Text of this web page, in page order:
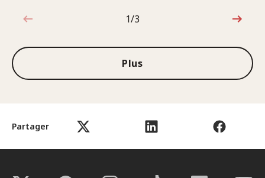
Partager
1sur3
1/3
Plus